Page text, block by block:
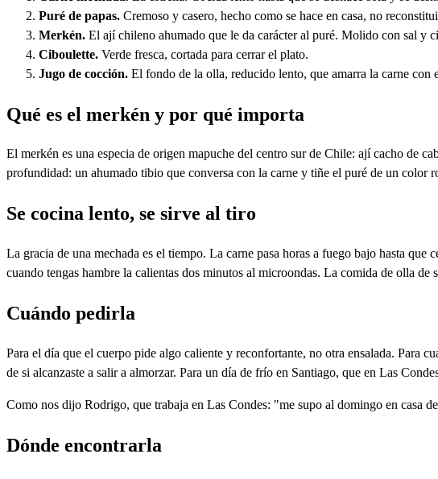
Puré de papas. Cremoso y casero, hecho como se hace en casa, no
Merkén. El ají chileno ahumado que le da carácter al puré. Molido con sal y
Ciboulette. Verde fresca, cortada para cerrar el plato.
Jugo de cocción. El fondo de la olla, reducido lento, que amarra la carne con
Qué es el merkén y por qué importa
El merkén es una especia de origen mapuche del centro sur de Chile: ají cacho de
profundidad: un ahumado tibio que conversa con la carne y tiñe el puré de un color
Se cocina lento, se sirve al tiro
La gracia de una mechada es el tiempo. La carne pasa horas a fuego bajo hasta
cuando tengas hambre la calientas dos minutos al microondas. La comida de olla de
Cuándo pedirla
Para el día que el cuerpo pide algo caliente y reconfortante, no otra ensalada. Para
de si alcanzaste a salir a almorzar. Para un día de frío en Santiago, que en Las
Como nos dijo Rodrigo, que trabaja en Las Condes: "me supo al domingo en casa
Dónde encontrarla